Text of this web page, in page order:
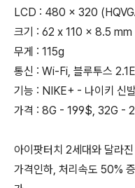
LCD : 480 x 320
크기 : 62 x 110 x 8.5 mm
무게 : 115g
통신 : Wi-Fi, 블루투스
기능 : NIKE+ - 나이키 신
가격 : 8G - 199$, 32G -
아이팟터치 2세대와 달라진
가격인하, 처리속도 50%